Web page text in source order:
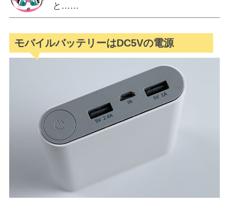
と……
モバイルバッテリーはDC5Vの電源